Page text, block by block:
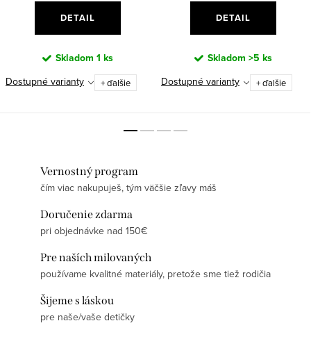
DETAIL
Skladom 1 ks
Dostupné varianty
+ ďalšie
DETAIL
Skladom >5 ks
Dostupné varianty
+ ďalšie
Vernostný program
čím viac nakupuješ, tým väčšie zľavy máš
Doručenie zdarma
pri objednávke nad 150€
Pre naších milovaných
používame kvalitné materiály, pretože sme tiež rodičia
Šijeme s láskou
pre naše/vaše detičky